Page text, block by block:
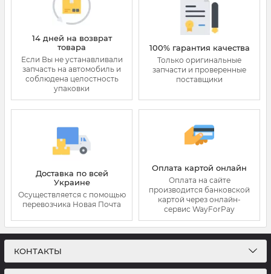
14 дней на возврат
товара
Если Вы не устанавливали
запчасть на автомобиль и
соблюдена целостность
упаковки
100% гарантия качества
Только оригинальные
запчасти и проверенные
поставщики
Доставка по всей
Украине
Осуществляется с помощью
перевозчика Новая Почта
Оплата картой онлайн
Оплата на сайте
производится банковской
картой через онлайн-
сервис WayForPay
КОНТАКТЫ